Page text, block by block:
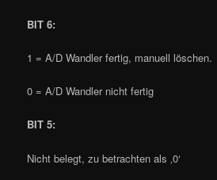
BIT 6:
1 = A/D Wandler fertig, manuell löschen.
0 = A/D Wandler nicht fertig
BIT 5:
Nicht belegt, zu betrachten als ‚0‘